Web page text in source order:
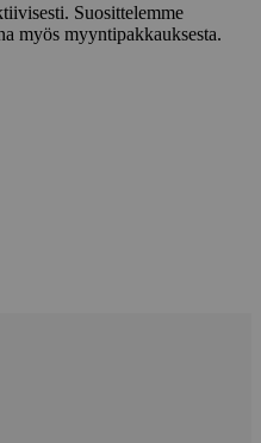
Suosittelemme
myös myyntipakkauksesta.